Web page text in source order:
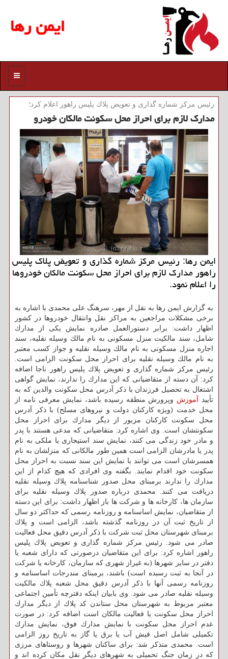
ایمن رها
منو
رئیس مركز شماره گذاری و تعویض پلاك پلیس راهور اعلام كرد؛
مدارك لازم برای احراز محل سكونت مالكان خودرو
ایمن رها: رئیس مركز شماره گذاری و تعویض پلاك پلیس
راهور مدارك لازم برای احراز محل سكونت مالكان خودروها
را اعلام نمود.
به گزارش ایمن رها به نقل از مهر، سرهنگ علی محمدی با اشاره به
برخی مشكلات مراجعین به مراكز نقل وانتقال خودروها در كشور
اظهار داشت: برابر دستورالعمل صادره نمایش یكی از مدارك
شامل، سند مالكیت منزل مسكونی به نام مالك وسیله نقلیه، سند
اجاره منزل مسكونی به نام مالك وسیله نقلیه و جواز كسب معتبر
به نام مالك وسیله نقلیه برای احراز محل سكونت الزامی است.
رئیس مركز شماره گذاری و تعویض پلاك پلیس راهور ناجا اضافه
كرد: آن دسته از متقاضیانی كه این مدارك را ندارند، نمایش گواهی
اشتغال به تحصیل فرزندان با ذكر آدرس محل سكونت والدین كه به
تأیید آموزش وپرورش منطقه رسیده باشد، نمایش معرفی نامه از
محل خدمت (ویژه كاركنان دولت و نیروهای مسلح) با ذكر آدرس
محل سكونت كاركنان مزبور از دیگر مدارك برای احراز محل
سكونتشان است. وی اشاره كرد: متقاضیانی كه مدعی هستند با پدر
و مادر خود زندگی می كنند، نمایش سند استیجاری یا ملكی به نام
پدر یا مادرشان الزامی است همین طور مالكانی كه منزلشان به نام
همسرشان است می توانند با نمایش این سند نسبت به احراز محل
سكونت خود اقدام نمایند. بگفته وی افرادی كه هیچ كدام از این
مدارك را ندارند برمبنای محل صدور شناسنامه پلاك وسیله نقلیه
دریافت می كنند. محمدی درباره صدور پلاك وسیله نقلیه برای
سازمان ها، كارخانه ها و شركت ها باز اظهار داشت: برای این دسته
از متقاضیان، نمایش اساسنامه و روزنامه رسمی كه حداكثر دو سال
از تاریخ ثبت آن در روزنامه گذشته باشد، الزامی است و پلاك
برمبنای شهرستان محل ثبت شركت با ذكر آدرس دقیق محل فعالیت
صادر می شود. رئیس مركز شماره گذاری و تعویض پلاك پلیس
راهور اشاره كرد: برای این متقاضیان درصورتی كه دارای شعبه یا
دفتر در سایر شهرها (به غیراز شهری كه سازمان، كارخانه یا شركت
در آنجا به ثبت رسیده است) باشند، برمبنای مندرجات اساسنامه و
روزنامه رسمی آنها با ذكر آدرس دقیق محل شعبه پلاك مالكیت
وسیله نقلیه صادر می شود. وی بابیان اینكه دفترچه تأمین اجتماعی
معتبر مربوط به شهرستان محل ستاندن كد پلاك از دیگر مدارك
احراز محل سكونت یا فعالیت مالكان است اضافه كرد: در صورت
عدم احراز محل سكونت با نمایش مدارك فوق، نمایش مدارك
تكمیلی شامل اصل فیش آب یا برق یا گاز به تاریخ روز الزامی
است. محمدی متذكر شد: برای ساكنان شهرها و روستاهای مرزی
كه در زمان جنگ تحمیلی به شهرهای دیگر نقل مكان كرده اند و